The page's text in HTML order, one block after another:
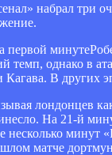
набрал три
первой
однако в
Кагава. В других
лондонцев
На 21-й
минут
матче